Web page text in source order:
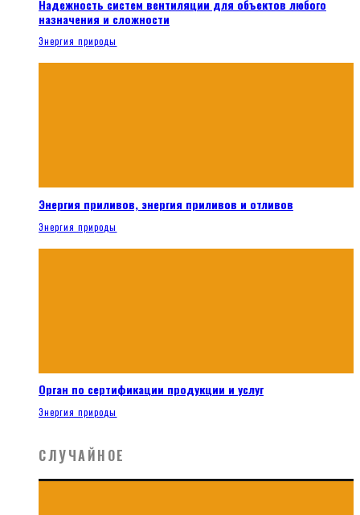
Надежность систем вентиляции для объектов любого
назначения и сложности
Энергия природы
Энергия приливов, энергия приливов и отливов
Энергия природы
Орган по сертификации продукции и услуг
Энергия природы
СЛУЧАЙНОЕ